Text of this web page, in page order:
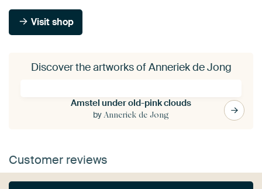
Visit shop
Discover the artworks of Anneriek de Jong
Amstel under old-pink clouds
by Anneriek de Jong
Customer reviews